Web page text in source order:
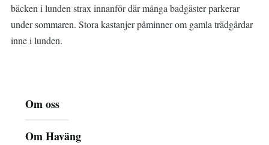
bäcken i lunden strax innanför där många badgäster parkerar
under sommaren. Stora kastanjer påminner om gamla trädgårdar
inne i lunden.
Om oss
Om Haväng